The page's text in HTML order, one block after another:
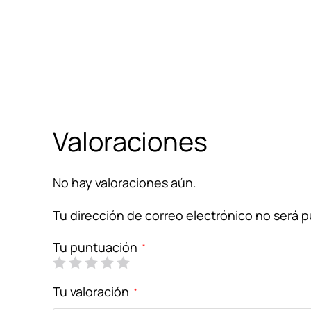
Valoraciones
No hay valoraciones aún.
Tu dirección de correo electrónico no será
Tu puntuación *
Tu valoración *